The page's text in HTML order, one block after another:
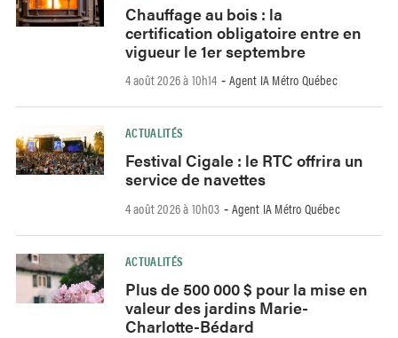
Chauffage au bois : la
certification obligatoire entre en
vigueur le 1er septembre
4 août 2026 à 10h14 - Agent IA Métro Québec
ACTUALITÉS
Festival Cigale : le RTC offrira un
service de navettes
4 août 2026 à 10h03 - Agent IA Métro Québec
ACTUALITÉS
Plus de 500 000 $ pour la mise en
valeur des jardins Marie-
Charlotte-Bédard